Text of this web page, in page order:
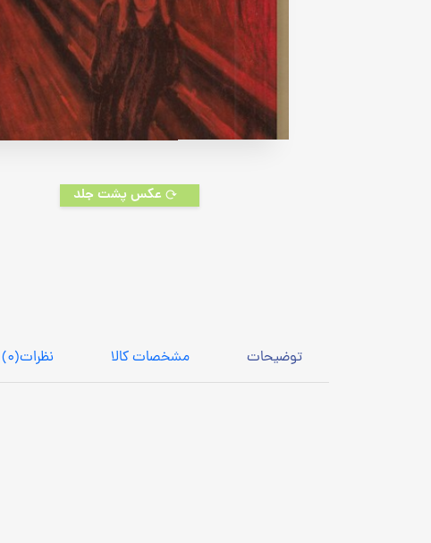
عکس پشت جلد
توضیحات مشخصات کالا نظرات(0)